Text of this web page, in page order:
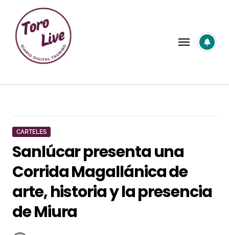
contenido
CARTELES
Sanlúcar presenta una
Corrida Magallánica de
arte, historia y la presencia
de Miura